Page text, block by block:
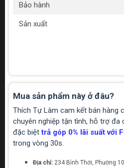
Bảo hành
Sản xuất
Mua sản phẩm này ở đâu?
Thích Tự Làm cam kết bán hàng
chuyên nghiệp tận tình, hỗ trợ đa
đặc biệttrả góp 0% lãi suất với
trong vòng 30s.
Địa chỉ: 234 Bình Thới, Phường